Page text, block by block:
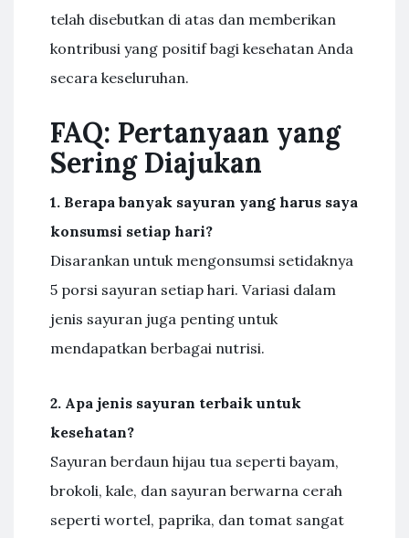
telah disebutkan di atas dan memberikan
kontribusi yang positif bagi kesehatan Anda
secara keseluruhan.
FAQ: Pertanyaan yang
Sering Diajukan
1. Berapa banyak sayuran yang harus saya
konsumsi setiap hari?
Disarankan untuk mengonsumsi setidaknya
5 porsi sayuran setiap hari. Variasi dalam
jenis sayuran juga penting untuk
mendapatkan berbagai nutrisi.
2. Apa jenis sayuran terbaik untuk
kesehatan?
Sayuran berdaun hijau tua seperti bayam,
brokoli, kale, dan sayuran berwarna cerah
seperti wortel, paprika, dan tomat sangat